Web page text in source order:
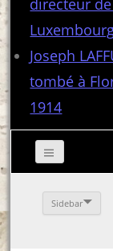
Joseph
tombé à
1914
Sidebar